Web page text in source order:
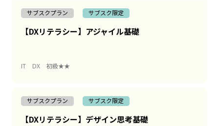
サブスクプラン サブスク限定
【DXリテラシー】アジャイル基礎
IT DX 初級★★
サブスクプラン サブスク限定
【DXリテラシー】デザイン思考基礎